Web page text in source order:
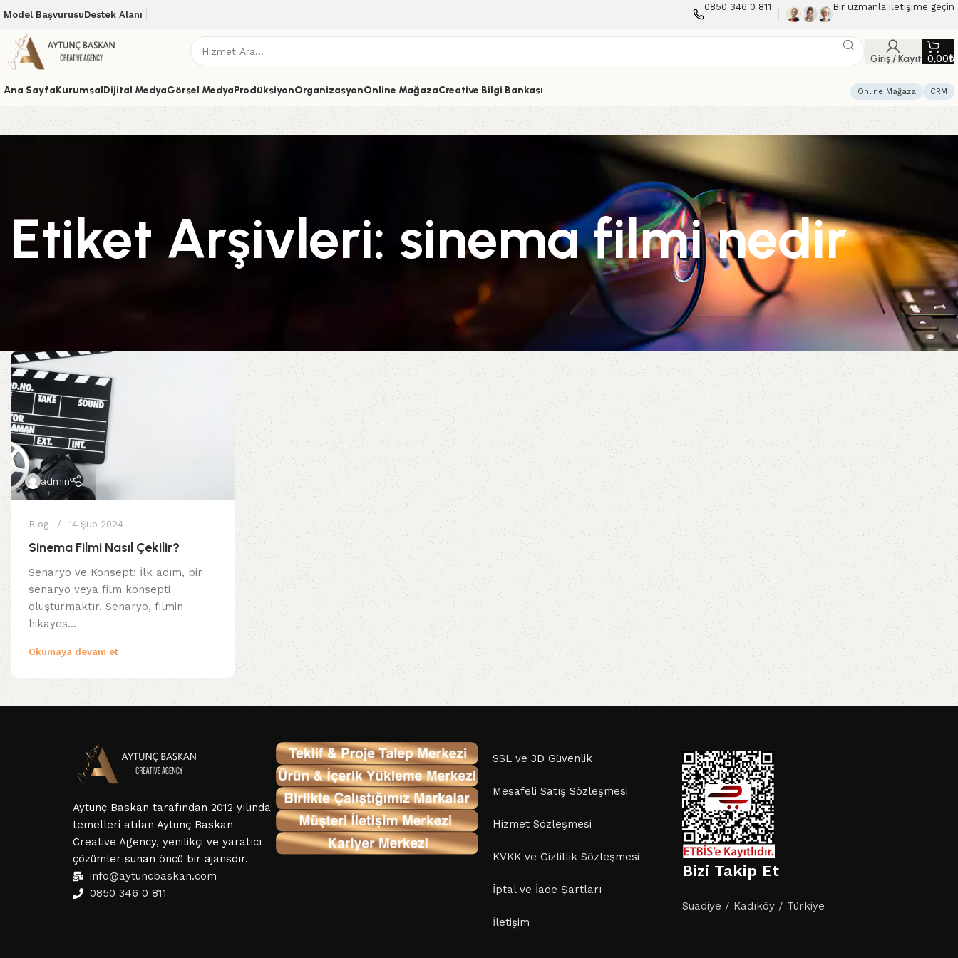
Model BaşvurusuDestek Alanı
0850 346 0 811 Bir uzmanla iletişime geçin
Giriş / Kayıt 0,00₺
Ana SayfaKurumsalDijital MedyaGörsel MedyaProdüksiyonOrganizasyonOnline MağazaCreative Bilgi Bankası Online Mağaza CRM
Etiket Arşivleri: sinema filmi nedir
admin
Blog 14 Şub 2024
Sinema Filmi Nasıl Çekilir?
Senaryo ve Konsept: İlk adım, bir
senaryo veya film konsepti
oluşturmaktır. Senaryo, filmin
hikayes...
Okumaya devam et
Aytunç Baskan tarafından 2012 yılında
temelleri atılan Aytunç Baskan
Creative Agency, yenilikçi ve yaratıcı
çözümler sunan öncü bir ajansdır.
info@aytuncbaskan.com
0850 346 0 811
SSL ve 3D Güvenlik
Mesafeli Satış Sözleşmesi
Hizmet Sözleşmesi
KVKK ve Gizlillik Sözleşmesi
İptal ve İade Şartları
İletişim
Bizi Takip Et
Suadiye / Kadıköy / Türkiye